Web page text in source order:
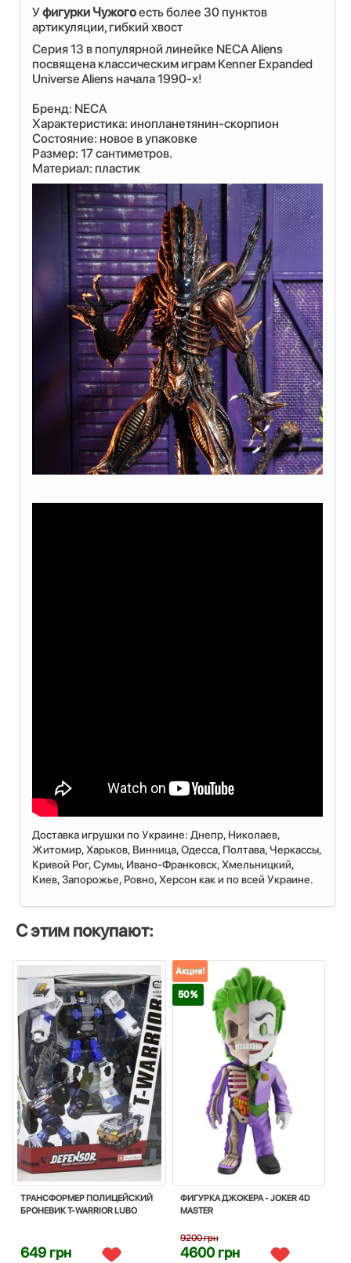
Уфигурки Чужогоесть более 30 пунктов
артикуляции, гибкий хвост
Серия 13 в популярной линейке NECA Aliens
посвящена классическим играм Kenner Expanded
Universe Aliens начала 1990-х!
Бренд: NECA
Характеристика: инопланетянин-скорпион
Состояние: новое в упаковке
Размер: 17 сантиметров.
Материал: пластик
Доставка игрушки по Украине: Днепр, Николаев,
Житомир, Харьков, Винница, Одесса, Полтава, Черкассы,
Кривой Рог, Сумы, Ивано-Франковск, Хмельницкий,
Киев, Запорожье, Ровно, Херсон как и по всей Украине.
С этим покупают:
ТРАНСФОРМЕР ПОЛИЦЕЙСКИЙ
БРОНЕВИК T-WARRIOR LUBO
649 грн
ФИГУРКА ДЖОКЕРА - JOKER 4D
MASTER
Акция!
50 %
9200 грн
4600 грн